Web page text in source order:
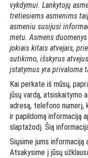
vykdymui. Lankytojų
tretiesiems asmenims
asmeniu susijusi
metu. Asmens
jokiais kitais atvejais,
sutikimo, išskyrus
įstatymus yra privaloma
Kai perkate iš mūsų,
jūsų vardą, atsiskaitymo
adresą, telefono
ir papildomą informaciją
slaptažodį. Šią
Siųsime jums informaciją
Atsakysime į jūsų